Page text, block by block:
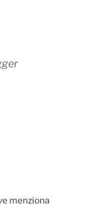
menziona